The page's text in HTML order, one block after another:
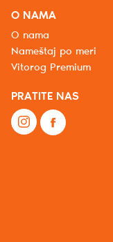
O NAMA
O nama
Nameštaj po meri
Vitorog Premium
PRATITE NAS